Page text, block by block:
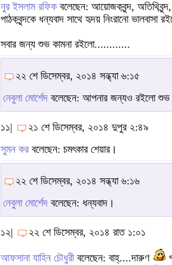
নুর ইসলাম রফিকবলেছেন: আয়োজকবৃন্দ,
পাঠকবৃন্দকে ধন্যবাদ সাথে হৃদয় নিংরানো ভালবাসা
সবার জন্য শুভ কামনা রইলো............
২২ শে ডিসেম্বর, ২০১৪ সন্ধ্যা ৬:১৫
নেবুলা মোর্শেদ বলেছেন: আপনার জন্যও রইলো শুভ
১১|
২১ শে ডিসেম্বর, ২০১৪ দুপুর ২:৪৯
সুমন কর বলেছেন: চমৎকার শেয়ার।
২২ শে ডিসেম্বর, ২০১৪ সন্ধ্যা ৬:১৬
নেবুলা মোর্শেদ বলেছেন: ধন্যবাদ।
১২| ২২ শে ডিসেম্বর, ২০১৪ রাত ১:০১
আফসানা যাহিন চৌধুরীবলেছেন: বাহ্....দারুণ